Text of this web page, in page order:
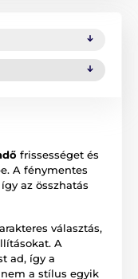
frissességet és
A fénymentes
az összhatás
választás,
A
ad, így a
a stílus egyik